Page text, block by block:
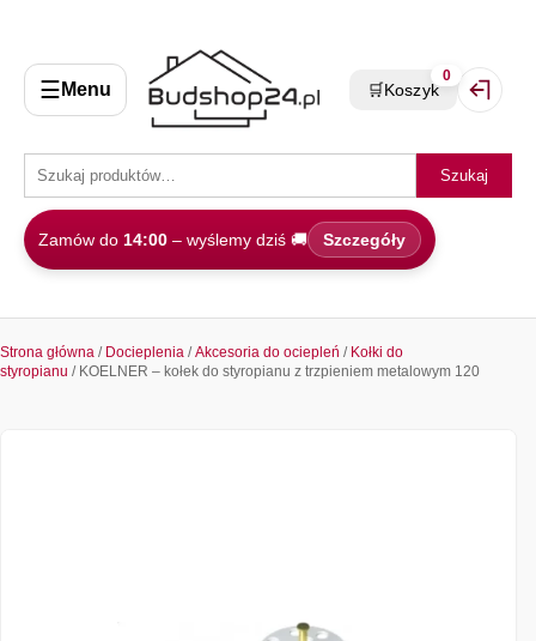
☰ Menu
Szukaj
Zamów do 14:00 – wyślemy dziś 🚚 Szczegóły
🛒Koszyk
0
Strona główna / Docieplenia /Akcesoria do ociepleń / Kołki do
styropianu / KOELNER – kołek do styropianu z trzpieniem metalowym 120